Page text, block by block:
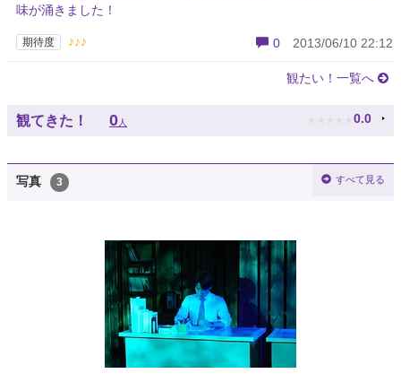
味が涌きました！
期待度 ♪♪♪ 0 2013/06/10 22:12
観たい！一覧へ
観てきた！ 0人 ★ ★ ★ ★ ★ 0.0
写真 3 すべて見る